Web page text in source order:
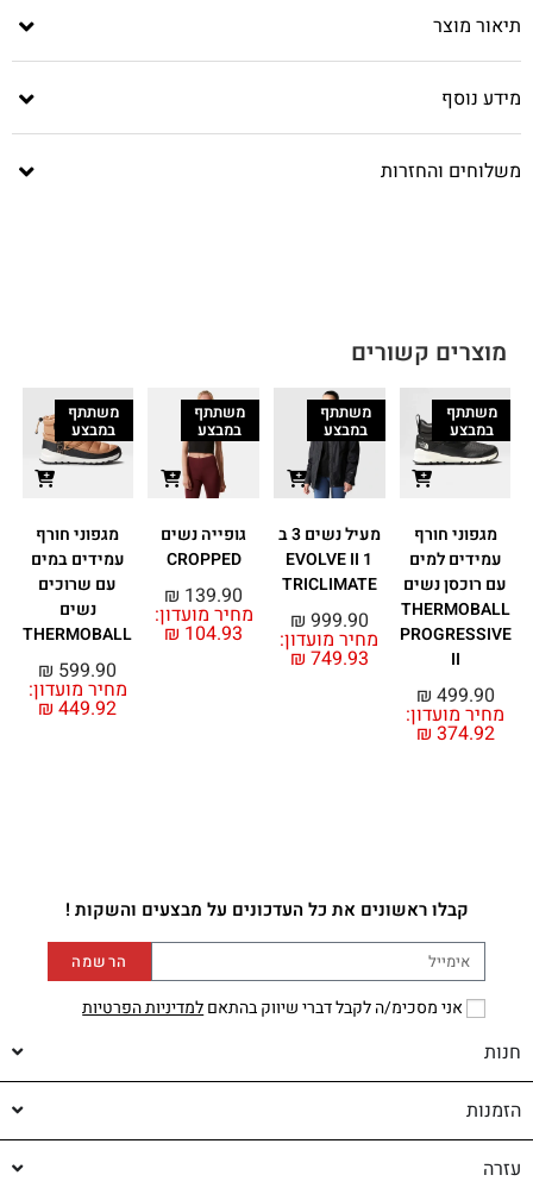
תיאור מוצר
מידע נוסף
משלוחים והחזרות
מוצרים קשורים
משתתף
במבצע
מגפוני חורף
עמידים למים
עם רוכסן נשים
THERMOBALL
PROGRESSIVE
II
מחיר מועדון:
₪ 374.92
₪ 499.90
משתתף
במבצע
מעיל נשים 3 ב
1 EVOLVE II
TRICLIMATE
מחיר מועדון:
₪ 749.93
₪ 999.90
משתתף
במבצע
גופייה נשים
CROPPED
מחיר מועדון:
₪ 104.93
₪ 139.90
משתתף
במבצע
מגפוני חורף
עמידים במים
עם שרוכים
נשים
THERMOBALL
מחיר מועדון:
₪ 449.92
₪ 599.90
קבלו ראשונים את כל העדכונים על מבצעים והשקות !
אני מסכימ/ה לקבל דברי שיווק בהתאםלמדיניות הפרטיות
הרשמה
חנות
הזמנות
עזרה